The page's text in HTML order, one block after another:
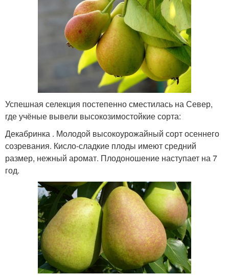
Успешная селекция постепенно сместилась на Север,
где учёные вывели высокозимостойкие сорта:
Декабринка . Молодой высокоурожайный сорт осеннего
созревания. Кисло-сладкие плоды имеют средний
размер, нежный аромат. Плодоношение наступает на 7
год.